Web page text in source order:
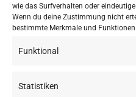
wie das Surfverhalten oder
Wenn du deine Zustimmung nicht
bestimmte Merkmale und
Funktional
Statistiken